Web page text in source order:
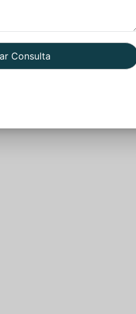
+91 98292 47544